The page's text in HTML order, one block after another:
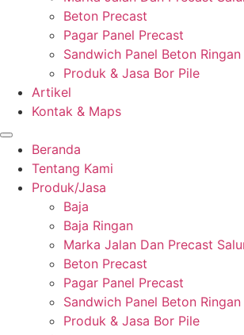
Beton Precast
Pagar Panel Precast
Sandwich Panel Beton Ringan
Produk & Jasa Bor Pile
Artikel
Kontak & Maps
Beranda
Tentang Kami
Produk/Jasa
Baja
Baja Ringan
Marka Jalan Dan Precast
Beton Precast
Pagar Panel Precast
Sandwich Panel Beton Ringan
Produk & Jasa Bor Pile